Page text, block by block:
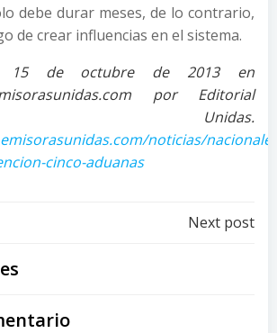
debe durar meses, de lo contrario,
de crear influencias en el sistema.
15 de octubre de 2013 en
por Editorial
Unidas.
noticias/
cinco-aduanas
Next post